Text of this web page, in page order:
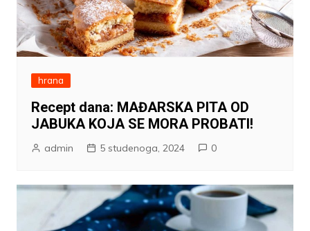
hrana
Recept dana: MAĐARSKA PITA OD
JABUKA KOJA SE MORA PROBATI!
admin 5 studenoga, 2024 0